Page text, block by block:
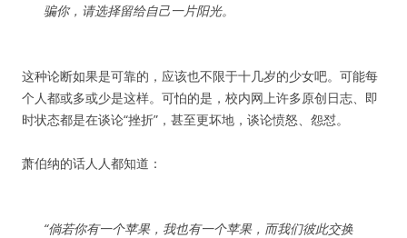
骗你，请选择留给自己一片阳光。
这种论断如果是可靠的，应该也不限于十几岁的少女吧。可能每
个人都或多或少是这样。可怕的是，校内网上许多原创日志、即
时状态都是在谈论“挫折”，甚至更坏地，谈论愤怒、怨怼。
萧伯纳的话人人都知道：
“倘若你有一个苹果，我也有一个苹果，而我们彼此交换